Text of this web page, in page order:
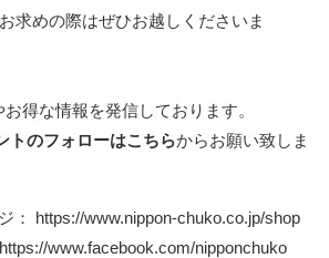
求めの際はぜひお越しくださいま
得な情報を発信しております。
トのフォローはこちらからお願い致しま
： https://www.nippon-chuko.co.jp/shop
https://www.facebook.com/nipponchuko